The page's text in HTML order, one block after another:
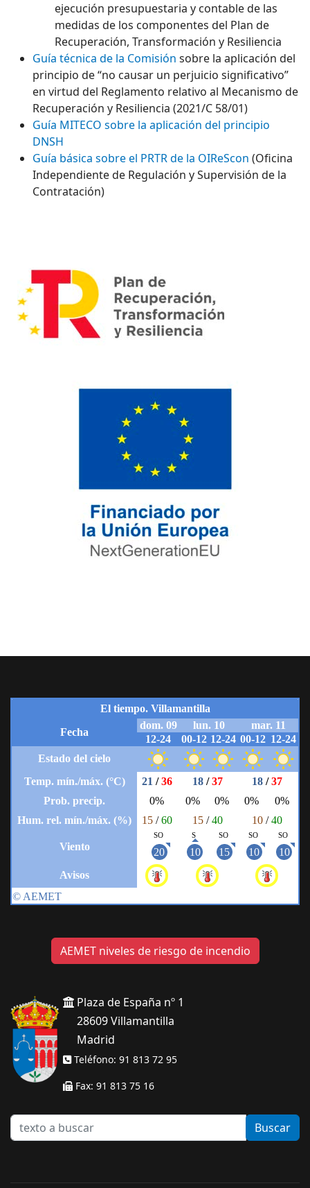
ejecución presupuestaria y contable de las
medidas de los componentes del Plan de
Recuperación, Transformación y Resiliencia
Guía técnica de la Comisión sobre la aplicación del
principio de “no causar un perjuicio significativo”
en virtud del Reglamento relativo al Mecanismo de
Recuperación y Resiliencia (2021/C 58/01)
Guía MITECO sobre la aplicación del principio
DNSH
Guía básica sobre el PRTR de la OIReScon (Oficina
Independiente de Regulación y Supervisión de la
Contratación)
AEMET niveles de riesgo de incendio
Plaza de España nº 1
28609 Villamantilla
Madrid
Teléfono: 91 813 72 95
Fax: 91 813 75 16
texto
a
Buscar